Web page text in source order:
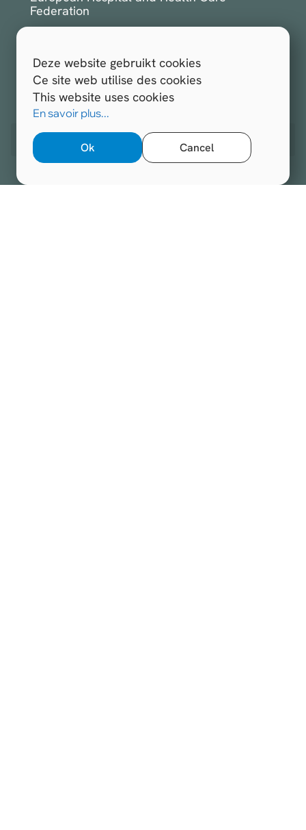
Deze website gebruikt cookies
Ce site web utilise des cookies
This website uses cookies
En savoir plus...
Ok Cancel
Federation
S'inscrire à la newsletter
Hospitals.be 2026 Tous droits réservés.
Site web réalisé par